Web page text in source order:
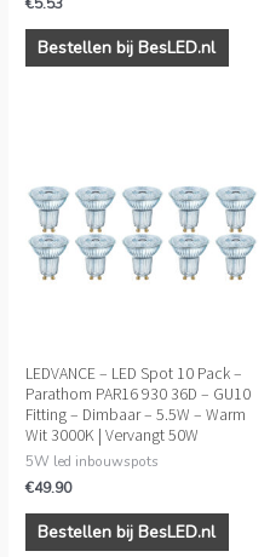
Bestellen bij BesLED.nl
LEDVANCE – LED Spot 10 Pack –
Parathom PAR16 930 36D – GU10
Fitting – Dimbaar – 5.5W – Warm
Wit 3000K | Vervangt 50W
5W led inbouwspots
€49.90
Bestellen bij BesLED.nl